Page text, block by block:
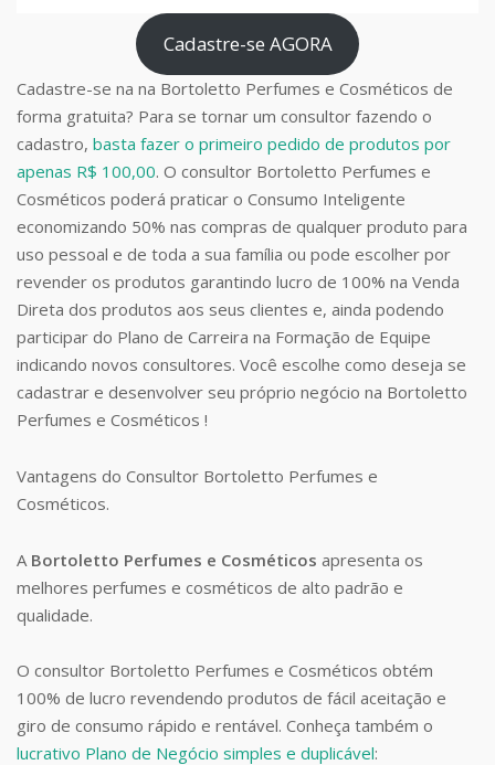
Cadastre-se AGORA
Cadastre-se na na Bortoletto Perfumes e Cosméticos de
forma gratuita? Para se tornar um consultor fazendo o
cadastro, basta fazer o primeiro pedido de produtos por
apenas R$ 100,00. O consultor Bortoletto Perfumes e
Cosméticos poderá praticar o Consumo Inteligente
economizando 50% nas compras de qualquer produto para
uso pessoal e de toda a sua família ou pode escolher por
revender os produtos garantindo lucro de 100% na Venda
Direta dos produtos aos seus clientes e, ainda podendo
participar do Plano de Carreira na Formação de Equipe
indicando novos consultores. Você escolhe como deseja se
cadastrar e desenvolver seu próprio negócio na Bortoletto
Perfumes e Cosméticos !
Vantagens do Consultor Bortoletto Perfumes e
Cosméticos.
A Bortoletto Perfumes e Cosméticos apresenta os
melhores perfumes e cosméticos de alto padrão e
qualidade.
O consultor Bortoletto Perfumes e Cosméticos obtém
100% de lucro revendendo produtos de fácil aceitação e
giro de consumo rápido e rentável. Conheça também o
lucrativo Plano de Negócio simples e duplicável: